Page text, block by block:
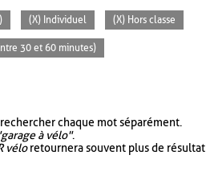
(X) Individuel (X) Hors classe
30 et 60 minutes)
chaque mot séparément.
à vélo".
véloretournera souvent plus de résultat